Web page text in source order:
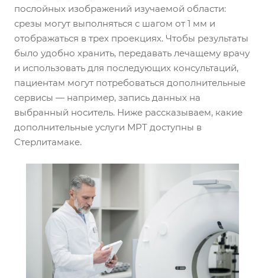
послойных изображений изучаемой области:
срезы могут выполняться с шагом от 1 мм и
отображаться в трех проекциях. Чтобы результаты
было удобно хранить, передавать лечащему врачу
и использовать для последующих консультаций,
пациентам могут потребоваться дополнительные
сервисы — например, запись данных на
выбранный носитель. Ниже рассказываем, какие
дополнительные услуги МРТ доступны в
Стерлитамаке.